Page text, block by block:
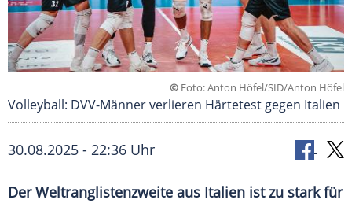
© Foto: Anton Höfel/SID/Anton Höfel
Volleyball: DVV-Männer verlieren Härtetest gegen Italien
30.08.2025 - 22:36 Uhr
Der Weltranglistenzweite aus Italien ist zu stark für